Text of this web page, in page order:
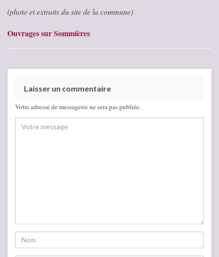
(photo et extraits du site de la commune)
Ouvrages sur Sommières
Laisser un commentaire
Votre adresse de messagerie ne sera pas publiée.